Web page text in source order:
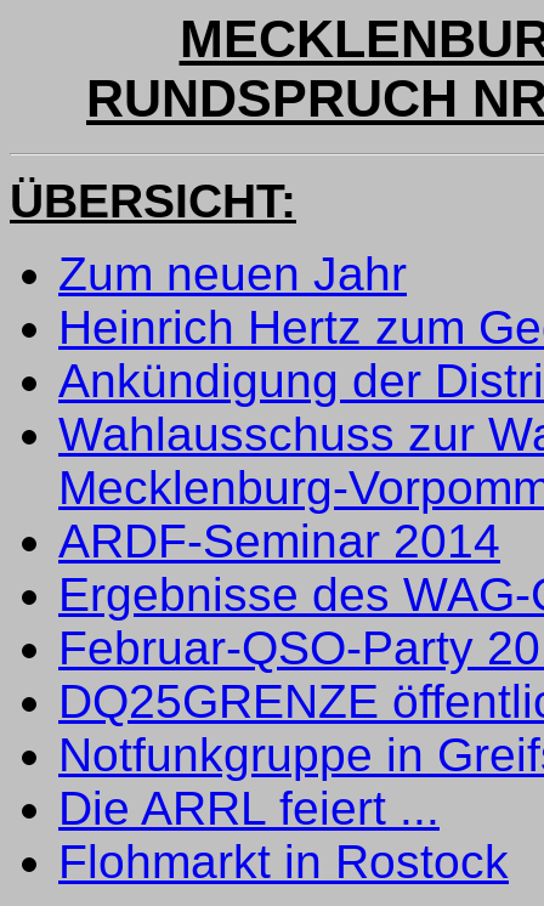
RUNDSPRUCH
ÜBERSICHT:
Zum neuen Jahr
Heinrich Hertz zum
Ankündigung der
Wahlausschuss zur
Mecklenburg-
ARDF-Seminar 2014
Ergebnisse des
Februar-QSO-Party
DQ25GRENZE
Notfunkgruppe in
Die ARRL feiert ...
Flohmarkt in Rostock